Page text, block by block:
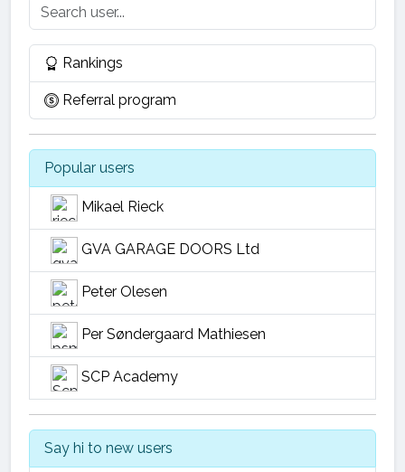
Rankings
Referral program
Popular users
Mikael Rieck
GVA GARAGE DOORS Ltd
Peter Olesen
Per Søndergaard Mathiesen
SCP Academy
Say hi to new users